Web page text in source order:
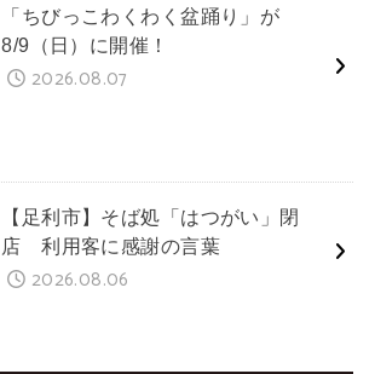
「ちびっこわくわく盆踊り」が
8/9（日）に開催！
2026.08.07
【足利市】そば処「はつがい」閉
店 利用客に感謝の言葉
2026.08.06